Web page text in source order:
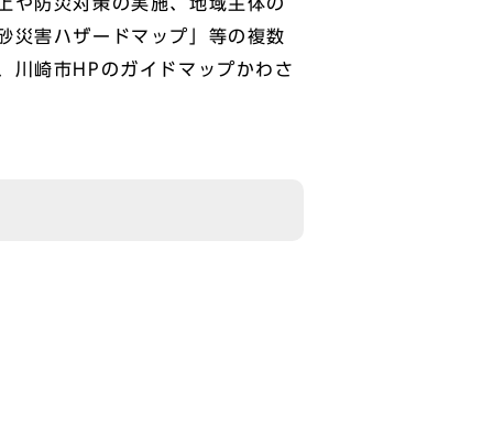
災害ハザードマップ」等の複数
川崎市HPのガイドマップかわさ